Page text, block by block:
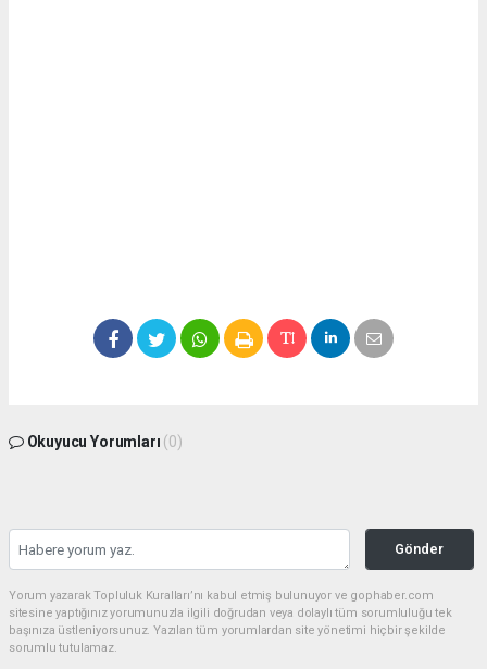
Okuyucu Yorumları (0)
Gönder
Yorum yazarak Topluluk Kuralları’nı kabul etmiş bulunuyor ve gophaber.com
sitesine yaptığınız yorumunuzla ilgili doğrudan veya dolaylı tüm sorumluluğu tek
başınıza üstleniyorsunuz. Yazılan tüm yorumlardan site yönetimi hiçbir şekilde
sorumlu tutulamaz.